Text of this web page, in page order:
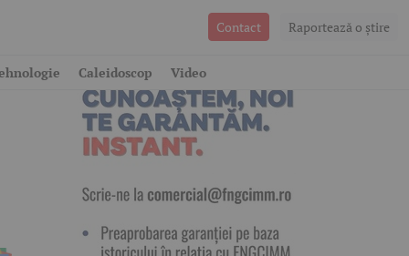
Contact Raportează o ştire
Caleidoscop Video